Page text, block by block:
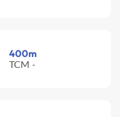
400m
TCM -